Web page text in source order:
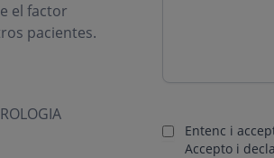
el factor
pacientes.
Entenc i
Accepto i